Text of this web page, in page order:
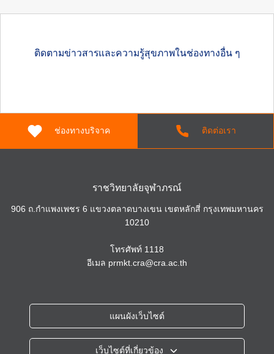
ติดตามข่าวสารและความรู้สุขภาพในช่องทางอื่น ๆ
ช่องทางบริจาค ติดต่อเรา
ราชวิทยาลัยจุฬาภรณ์
906 ถ.กำแพงเพชร 6 แขวงตลาดบางเขน เขตหลักสี่ กรุงเทพมหานคร
10210
โทรศัพท์ 1118
อีเมล prmkt.cra@cra.ac.th
แผนผังเว็บไซต์
เว็บไซต์ที่เกี่ยวข้อง